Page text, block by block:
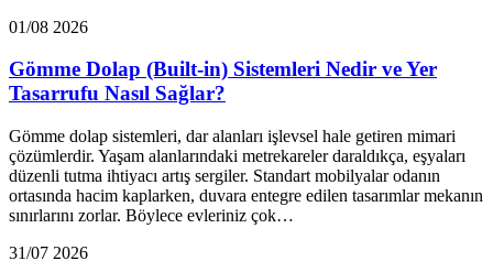
01/08 2026
Gömme Dolap (Built-in) Sistemleri Nedir ve Yer
Tasarrufu Nasıl Sağlar?
Gömme dolap sistemleri, dar alanları işlevsel hale getiren mimari
çözümlerdir. Yaşam alanlarındaki metrekareler daraldıkça, eşyaları
düzenli tutma ihtiyacı artış sergiler. Standart mobilyalar odanın
ortasında hacim kaplarken, duvara entegre edilen tasarımlar mekanın
sınırlarını zorlar. Böylece evleriniz çok…
31/07 2026